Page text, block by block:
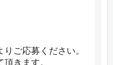
ご応募ください。
きます。